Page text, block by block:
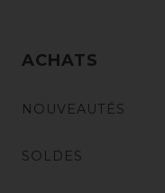
ACHATS
NOUVEAUTÉS
SOLDES